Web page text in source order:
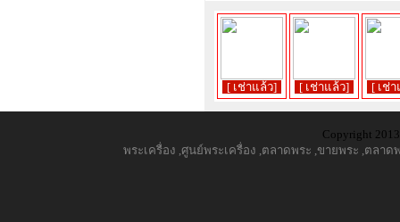
[ เช่าแล้ว] [ เช่าแล้ว] [ เช่
Copyright
พระเครื่อง ,ศูนย์พระเครื่อง ,ตลาดพระ ,ขายพระ ,ตลาด